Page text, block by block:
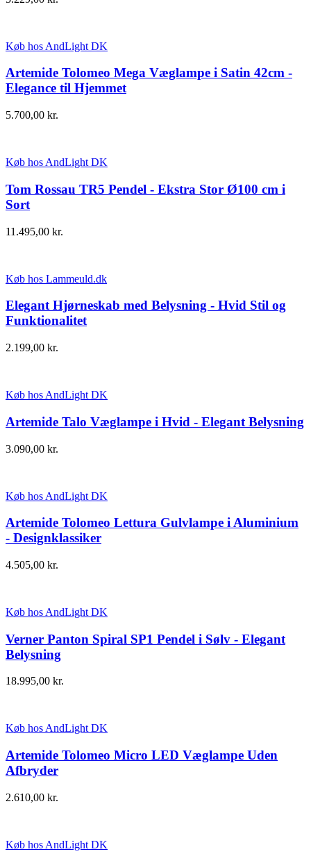
Køb hos AndLight DK
Artemide Tolomeo Mega Væglampe i Satin 42cm -
Elegance til Hjemmet
5.700,00 kr.
Køb hos AndLight DK
Tom Rossau TR5 Pendel - Ekstra Stor Ø100 cm i
Sort
11.495,00 kr.
Køb hos Lammeuld.dk
Elegant Hjørneskab med Belysning - Hvid Stil og
Funktionalitet
2.199,00 kr.
Køb hos AndLight DK
Artemide Talo Væglampe i Hvid - Elegant Belysning
3.090,00 kr.
Køb hos AndLight DK
Artemide Tolomeo Lettura Gulvlampe i Aluminium
- Designklassiker
4.505,00 kr.
Køb hos AndLight DK
Verner Panton Spiral SP1 Pendel i Sølv - Elegant
Belysning
18.995,00 kr.
Køb hos AndLight DK
Artemide Tolomeo Micro LED Væglampe Uden
Afbryder
2.610,00 kr.
Køb hos AndLight DK